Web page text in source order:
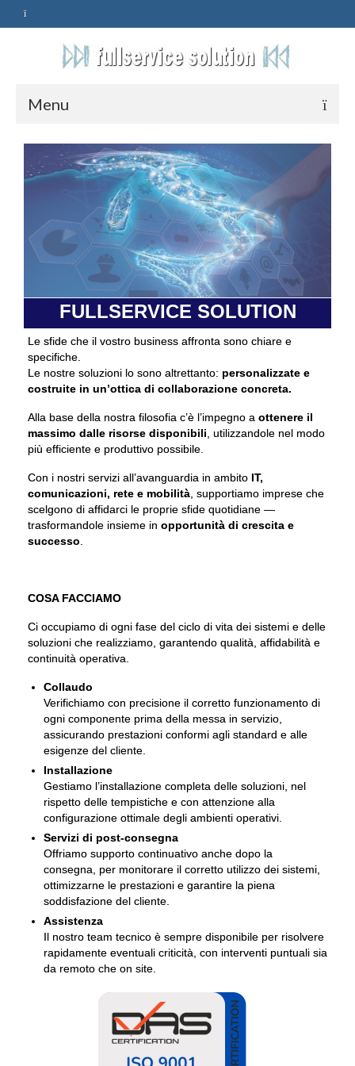
Menu
HOME
SERVIZI
ASSISTENZA
POLITICA
Qualità
PRIVACY
CONTATTI
FULLSERVICE SOLUTION
Le sfide che il vostro business affronta sono chiare e
specifiche.
Le nostre soluzioni lo sono altrettanto: personalizzate e
costruite in un’ottica di collaborazione concreta.
Alla base della nostra filosofia c’è l’impegno a ottenere il
massimo dalle risorse disponibili , utilizzandole nel modo
più efficiente e produttivo possibile.
Con i nostri servizi all’avanguardia in ambito IT,
comunicazioni, rete e mobilità , supportiamo imprese che
scelgono di affidarci le proprie sfide quotidiane —
trasformandole insieme in opportunità di crescita e
successo
COSA FACCIAMO
Ci occupiamo di ogni fase del ciclo di vita dei sistemi e delle
soluzioni che realizziamo, garantendo qualità, affidabilità e
continuità operativa.
Collaudo
Verifichiamo con precisione il corretto funzionamento di
ogni componente prima della messa in servizio,
assicurando prestazioni conformi agli standard e alle
esigenze del cliente.
Installazione
Gestiamo l’installazione completa delle soluzioni, nel
rispetto delle tempistiche e con attenzione alla
configurazione ottimale degli ambienti operativi.
Servizi di post-consegna
Offriamo supporto continuativo anche dopo la
consegna, per monitorare il corretto utilizzo dei sistemi,
ottimizzarne le prestazioni e garantire la piena
soddisfazione del cliente.
Assistenza
Il nostro team tecnico è sempre disponibile per risolvere
rapidamente eventuali criticità, con interventi puntuali sia
da remoto che on site.